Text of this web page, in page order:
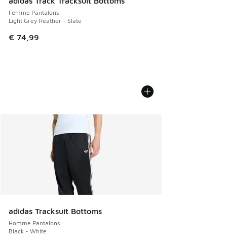
Femme Pantalons
Light Grey Heather - Slate
€ 74,99
adidas Tracksuit Bottoms
Homme Pantalons
Black - White